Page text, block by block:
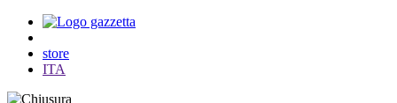
store
ITA